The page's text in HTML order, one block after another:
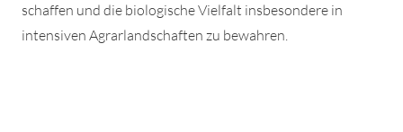
schaffen und die biologische Vielfalt insbesondere in
intensiven Agrarlandschaften zu bewahren.